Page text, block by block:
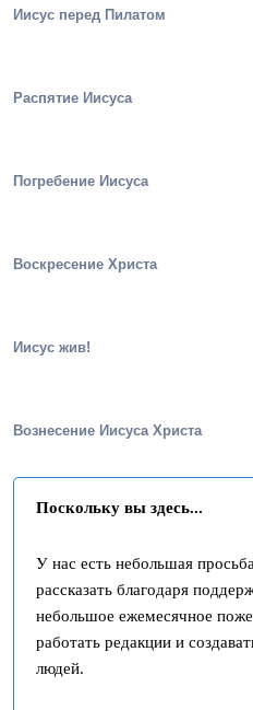
Иисус перед Пилатом
Распятие Иисуса
Погребение Иисуса
Воскресение Христа
Иисус жив!
Вознесение Иисуса Христа
Поскольку вы здесь...
У нас есть небольшая
рассказать благодаря
небольшое ежемесячное
работать редакции и
людей.